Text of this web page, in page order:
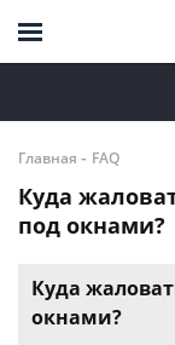
Главная - FAQ
Куда
под окнами?
Куда
окнами?